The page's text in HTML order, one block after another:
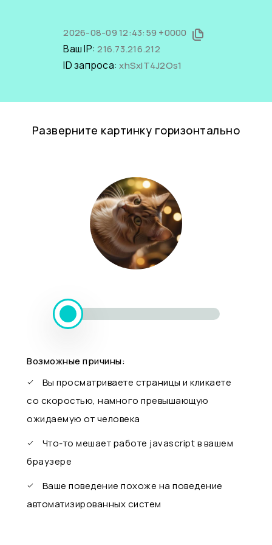
2026-08-09 12:43:59 +0000
Ваш IP:216.73.216.212
ID запроса:xhSxlT4J2Os1
Разверните картинку горизонтально
Возможные причины:
Вы просматриваете страницы и кликаете
со скоростью, намного превышающую
ожидаемую от человека
Что-то мешает работе javascript в вашем
браузере
Ваше поведение похоже на поведение
автоматизированных систем